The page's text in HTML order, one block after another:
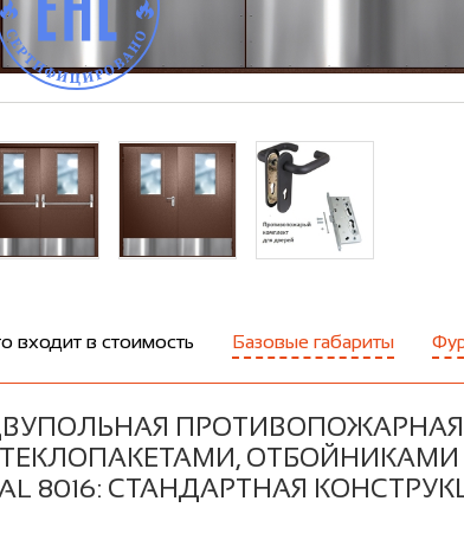
входит в стоимость Базовые габариты
ПРОТИВОПОЖАРНАЯ
8016: СТАНДАРТНАЯ